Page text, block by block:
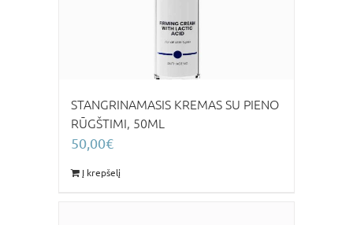
STANGRINAMASIS KREMAS SU PIENO
RŪGŠTIMI, 50ML
50,00€
Į krepšelį